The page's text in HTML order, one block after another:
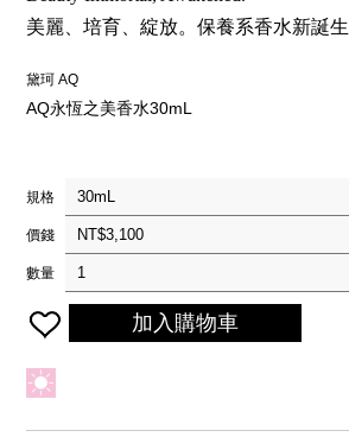
美麗、培育、綻放。保養系香水新誕生
黛珂 AQ
AQ永恆之美香水30mL
規格
價錢
數量
加入購物車